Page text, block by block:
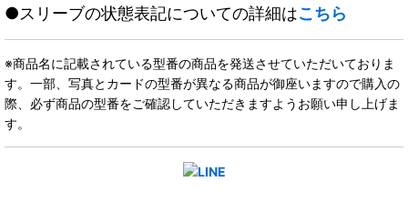
●スリーブの状態表記についての詳細はこちら
※商品名に記載されている型番の商品を発送させていただいておりま
す。一部、写真とカードの型番が異なる商品が御座いますので購入の
際、必ず商品の型番をご確認していただきますようお願い申し上げま
す。